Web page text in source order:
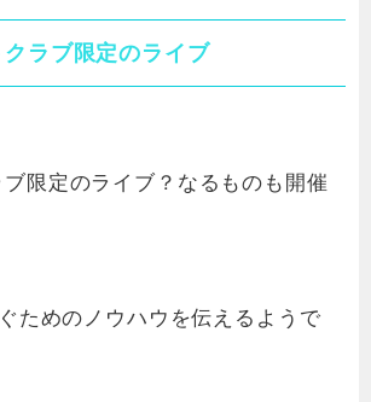
ラブ限定のライブ
限定のライブ？なるものも開催
ためのノウハウを伝えるようで